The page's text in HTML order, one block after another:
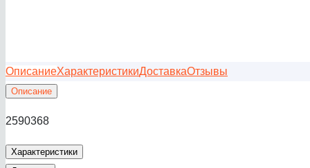
ОписаниеХарактеристикиДоставкаОтзывы
Описание
2590368
Характеристики